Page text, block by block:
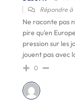
Répondre à
Ne raconte pas
pire qu'en
pression sur les
jouent pas avec
0